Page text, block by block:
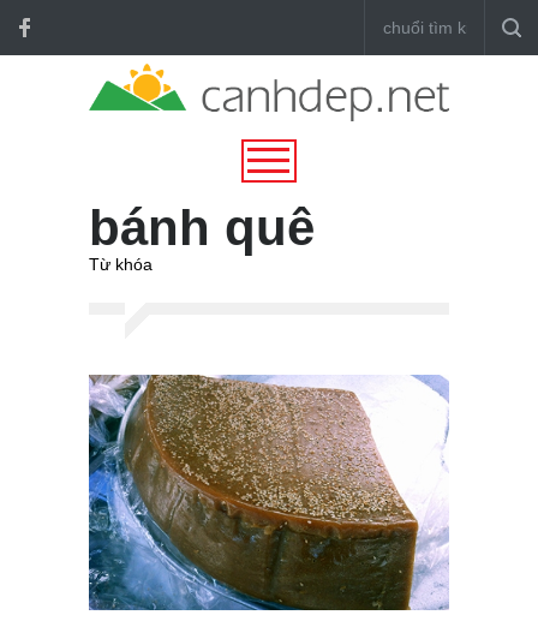
bánh quê
Từ khóa